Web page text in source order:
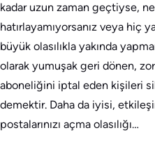
kadar uzun zaman geçtiyse, ne
hatırlayamıyorsanız veya hiç
büyük olasılıkla yakında
olarak yumuşak geri dönen,
aboneliğini iptal eden kişileri
demektir. Daha da iyisi,
postalarınızı açma olasılığı…